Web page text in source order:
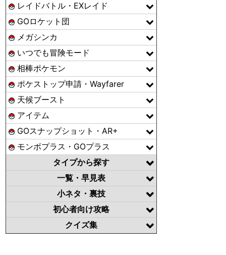
レイドバトル・EXレイド
GOロケット団
メガシンカ
いつでも冒険モード
相棒ポケモン
ポケストップ申請・Wayfarer
天候ブースト
アイテム
GOスナップショット・AR+
モンボプラス・GOプラス
タイプから探す
一覧・早見表
小ネタ・裏技
初心者向け攻略
クイズ集